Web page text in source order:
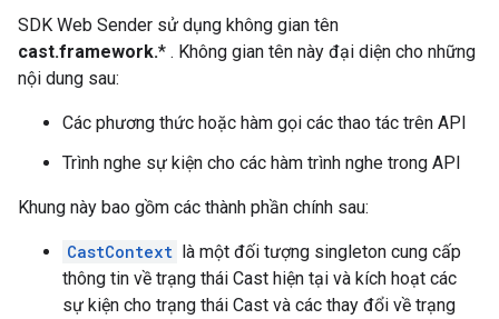
SDK Web Sender sử dụng không gian tên
cast.framework.* . Không gian tên này đại diện cho những
nội dung sau:
Các phương thức hoặc hàm gọi các thao tác trên API
Trình nghe sự kiện cho các hàm trình nghe trong API
Khung này bao gồm các thành phần chính sau:
CastContext là một đối tượng singleton cung cấp
thông tin về trạng thái Cast hiện tại và kích hoạt các
sự kiện cho trạng thái Cast và các thay đổi về trạng